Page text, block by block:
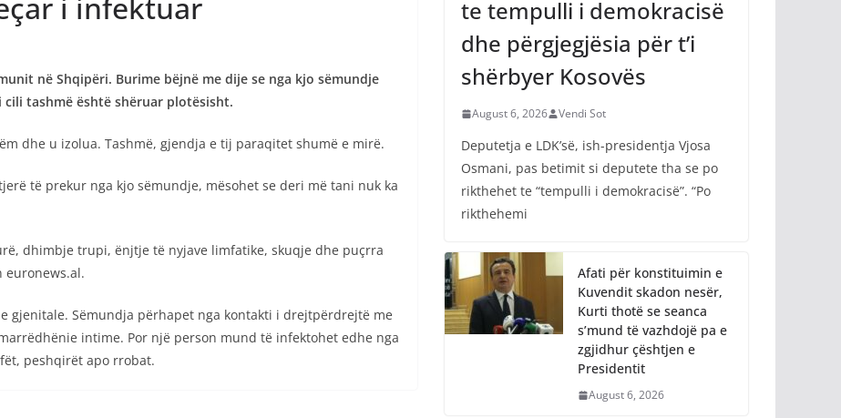
në Shqipëri. Burime bëjnë me dije se nga kjo sëmundje
tashmë është shëruar plotësisht.
dhe u izolua. Tashmë, gjendja e tij paraqitet shumë e mirë.
të prekur nga kjo sëmundje, mësohet se deri më tani nuk ka
dhimbje trupi, ënjtje të nyjave limfatike, skuqje dhe puçrra
euronews.al.
gjenitale. Sëmundja përhapet nga kontakti i drejtpërdrejtë me
intime. Por një person mund të infektohet edhe nga
peshqirët apo rrobat.
te tempulli i demokracisë
dhe përgjegjësia për t’i
shërbyer Kosovës
August 6, 2026 Vendi Sot
Deputetja e LDK’së, ish-presidentja Vjosa
Osmani, pas betimit si deputete tha se po
rikthehet te “tempulli i demokracisë”. “Po
rikthehemi
Afati për konstituimin e
Kuvendit skadon nesër,
Kurti thotë se seanca
s’mund të vazhdojë pa e
zgjidhur çështjen e
Presidentit
August 6, 2026